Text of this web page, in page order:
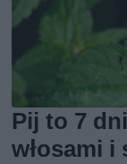
Pij to 7
włosami i